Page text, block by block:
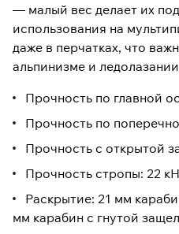
— малый вес делает их
использования на
даже в перчатках, что
альпинизме и ледолазании
Прочность по главной
Прочность по
Прочность с открытой
Прочность стропы: 22 кН
Раскрытие: 21 мм
мм карабин с гнутой